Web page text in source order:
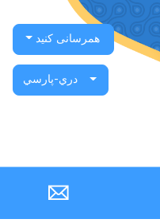
همرسانی کنید
دري-پارسي